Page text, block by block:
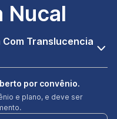
Nucal
Translucencia
por convênio.
e plano, e deve ser